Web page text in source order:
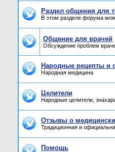
Раздел общения для
В этом разделе форума
Общение для врачей
Обсуждение проблем
Народные рецепты и
Народная медицина
Целители
Народные целители,
Отзывы о
Традиционная и
Помощь